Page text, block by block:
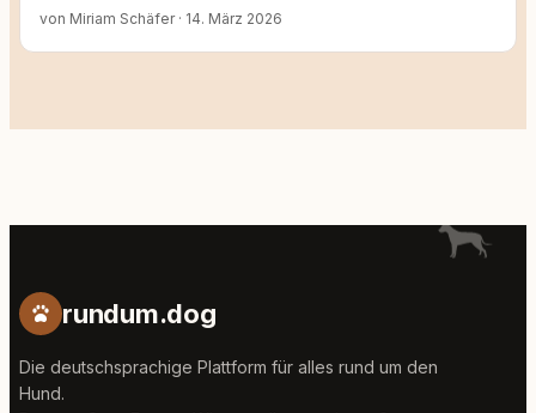
von Miriam Schäfer · 14. März 2026
rundum.dog
Die deutschsprachige Plattform für alles rund um den
Hund.